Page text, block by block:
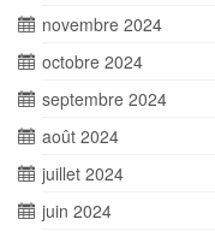
novembre 2024
octobre 2024
septembre 2024
août 2024
juillet 2024
juin 2024